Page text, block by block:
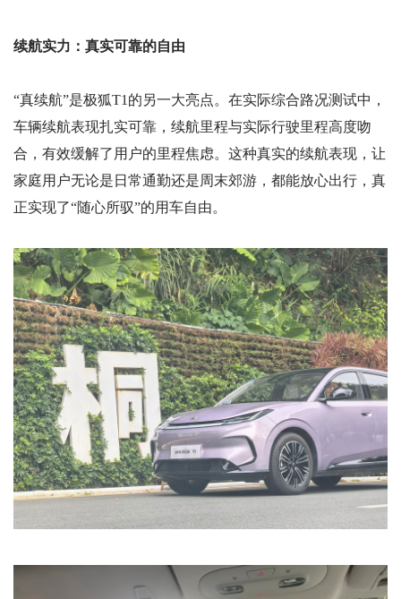
续航实力：真实可靠的自由
“真续航”是极狐T1的另一大亮点。在实际综合路况测试中，
车辆续航表现扎实可靠，续航里程与实际行驶里程高度吻
合，有效缓解了用户的里程焦虑。这种真实的续航表现，让
家庭用户无论是日常通勤还是周末郊游，都能放心出行，真
正实现了“随心所驭”的用车自由。